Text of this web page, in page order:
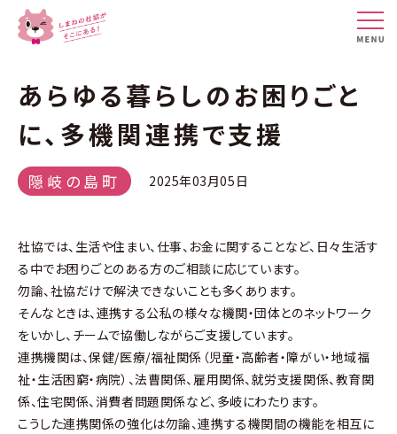
あらゆる暮らしのお困りごと
に、多機関連携で支援
隠岐の島町 2025年03月05日
社協では、生活や住まい、仕事、お金に関することなど、日々生活す
る中でお困りごとのある方のご相談に応じています。
勿論、社協だけで解決できないことも多くあります。
そんなときは、連携する公私の様々な機関・団体とのネットワーク
をいかし、チームで協働しながらご支援しています。
連携機関は、保健/医療/福祉関係（児童・高齢者・障がい・地域福
祉・生活困窮・病院）、法曹関係、雇用関係、就労支援関係、教育関
係、住宅関係、消費者問題関係など、多岐にわたります。
こうした連携関係の強化は勿論、連携する機関間の機能を相互に